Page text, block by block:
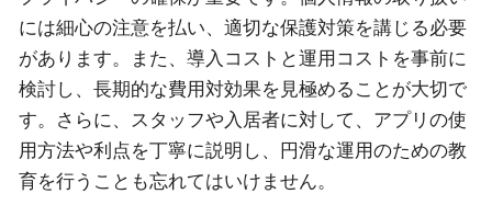
には細心の注意を払い、適切な保護対策を講じる必要
があります。また、導入コストと運用コストを事前に
検討し、長期的な費用対効果を見極めることが大切で
す。さらに、スタッフや入居者に対して、アプリの使
用方法や利点を丁寧に説明し、円滑な運用のための教
育を行うことも忘れてはいけません。